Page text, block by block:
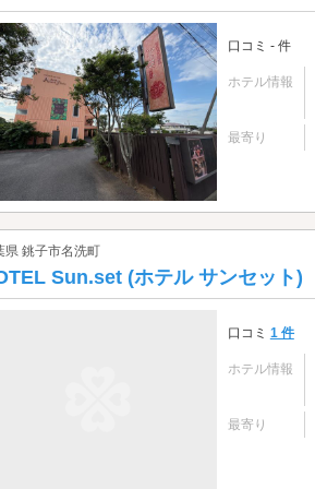
口コミ - 件
ホテル情報
最寄り
県 銚子市名洗町
Sun.set (ホテル サンセット)
口コミ 1 件
ホテル情報
最寄り